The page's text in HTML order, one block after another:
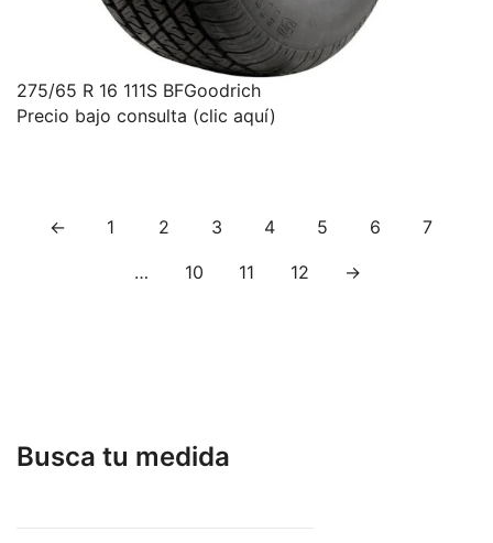
275/65 R 16 111S BFGoodrich
Precio bajo consulta (clic aquí)
← 1 2 3 4 5 6 7
… 10 11 12 →
Busca tu medida